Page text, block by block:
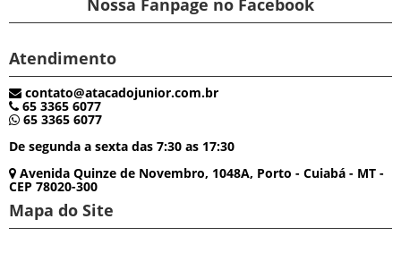
Nossa Fanpage no Facebook
Atendimento
contato@atacadojunior.com.br
65 3365 6077
65 3365 6077
De segunda a sexta das 7:30 as 17:30
Avenida Quinze de Novembro, 1048A, Porto - Cuiabá - MT -
CEP 78020-300
Mapa do Site